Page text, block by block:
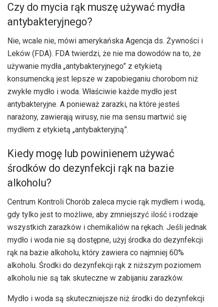
Czy do mycia rąk muszę używać mydła
antybakteryjnego?
Nie, wcale nie, mówi amerykańska Agencja ds. Żywności i
Leków (FDA). FDA twierdzi, że nie ma dowodów na to, że
używanie mydła „antybakteryjnego” z etykietą
konsumencką jest lepsze w zapobieganiu chorobom niż
zwykłe mydło i woda. Właściwie każde mydło jest
antybakteryjne. A ponieważ zarazki, na które jesteś
narażony, zawierają wirusy, nie ma sensu martwić się
mydłem z etykietą „antybakteryjną”.
Kiedy mogę lub powinienem używać
środków do dezynfekcji rąk na bazie
alkoholu?
Centrum Kontroli Chorób zaleca mycie rąk mydłem i wodą,
gdy tylko jest to możliwe, aby zmniejszyć ilość i rodzaje
wszystkich zarazków i chemikaliów na rękach. Jeśli jednak
mydło i woda nie są dostępne, użyj środka do dezynfekcji
rąk na bazie alkoholu, który zawiera co najmniej 60%
alkoholu. Środki do dezynfekcji rąk z niższym poziomem
alkoholu nie są tak skuteczne w zabijaniu zarazków.
Mydło i woda są skuteczniejsze niż środki do dezynfekcji